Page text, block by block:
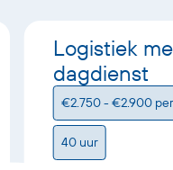
Logistiek
dagdienst
€2.750 - €2.900
40 uur